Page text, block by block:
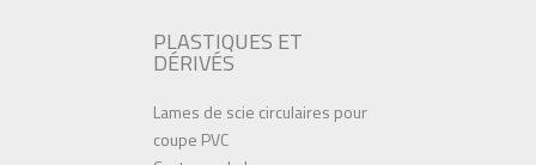
PLASTIQUES ET
DÉRIVÉS
Lames de scie circulaires pour
coupe PVC